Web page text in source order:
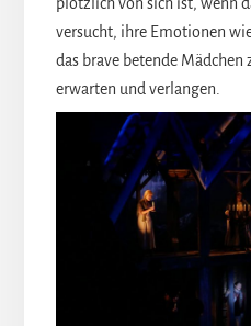
versucht, ihre Emotionen
das brave betende Mädchen
erwarten und verlangen.